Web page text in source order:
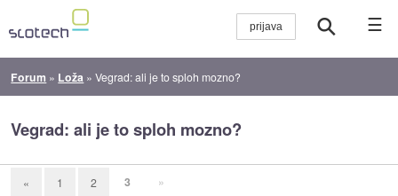
☰
Forum » Loža »Vegrad: ali je to sploh mozno?
Vegrad: ali je to sploh mozno?
« 1 2 3 »